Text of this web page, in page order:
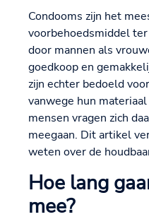
Condooms zijn het
voorbehoedsmiddel
door mannen als
goedkoop en
zijn echter bedoeld
vanwege hun
mensen vragen zich
meegaan. Dit artikel
weten over de
Hoe lang
mee?